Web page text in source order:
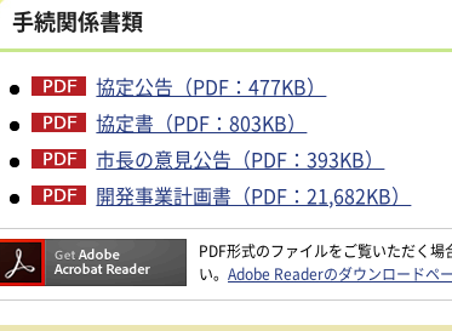
手続関係書類
協定公告（PDF：477KB）
協定書（PDF：803KB）
市長の意見公告（PDF：393KB）
開発事業計画書（PDF：21,682KB）
PDF形式のファイルをご覧いただく
い。 Adobe Readerのダウンロードペ